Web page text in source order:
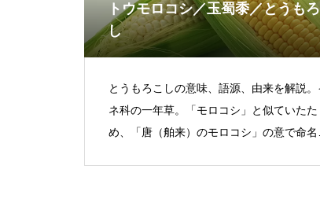
トウモロコシ／玉蜀黍／とうも
し
とうもろこしの意味、語源、由来を解説。
ネ科の一年草。「モロコシ」と似ていたた
め、「唐（舶来）のモロコシ」の意で命名